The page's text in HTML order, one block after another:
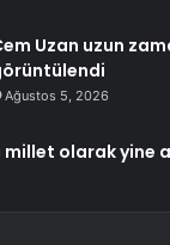
Uzan uzun
Ağustos 5, 2026
millet olarak yine